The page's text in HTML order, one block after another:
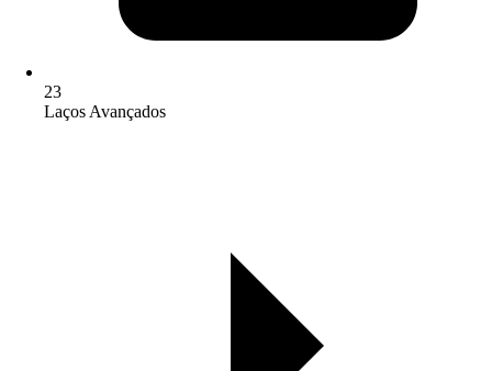
23
Laços Avançados